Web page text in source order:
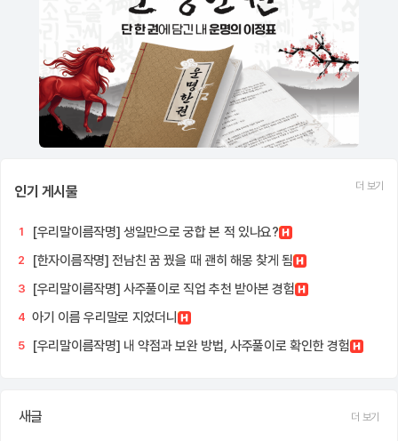
인기 게시물 더 보기
1 [우리말이름작명] 생일만으로 궁합 본 적 있나요?
2 [한자이름작명] 전남친 꿈 꿨을 때 괜히 해몽 찾게 됨
3 [우리말이름작명] 사주풀이로 직업 추천 받아본 경험
4 아기 이름 우리말로 지었더니
5 [우리말이름작명] 내 약점과 보완 방법, 사주풀이로 확인한 경험
새글 더 보기